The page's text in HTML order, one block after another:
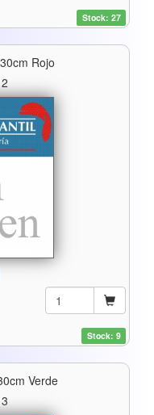
Stock: 27
Rojo
Stock: 9
Verde